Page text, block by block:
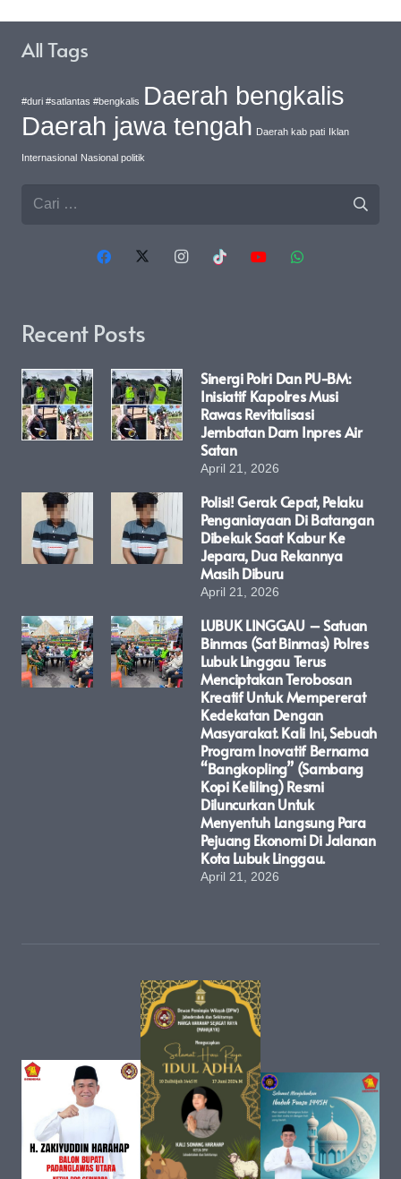
Recent Posts
Sinergi Polri Dan PU-BM:
Inisiatif Kapolres Musi
Rawas Revitalisasi
Jembatan Dam Inpres Air
Satan
April 21, 2026
Polisi! Gerak Cepat, Pelaku
Penganiayaan Di Batangan
Dibekuk Saat Kabur Ke
Jepara, Dua Rekannya
Masih Diburu
April 21, 2026
LUBUK LINGGAU – Satuan
Binmas (Sat Binmas) Polres
Lubuk Linggau Terus
Menciptakan Terobosan
Kreatif Untuk Mempererat
Kedekatan Dengan
Masyarakat. Kali Ini, Sebuah
Program Inovatif Bernama
“Bangkopling” (Sambang
Kopi Keliling) Resmi
Diluncurkan Untuk
Menyentuh Langsung Para
Pejuang Ekonomi Di Jalanan
Kota Lubuk Linggau.
April 21, 2026
All Tags
#duri #satlantas #bengkalis Daerah bengkalis
Daerah jawa tengah Daerah kab pati Iklan
Internasional Nasional politik
Cari